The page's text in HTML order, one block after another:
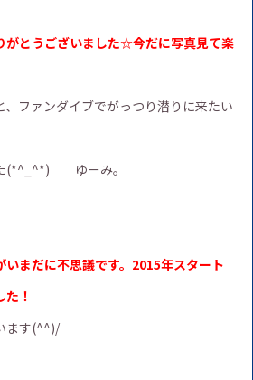
がとうございました☆今だに写真見て楽
、ファンダイブでがっつり潜りに来たい
(*^_^*) ゆーみ。
まだに不思議です。2015年スタート
た！
ます(^^)/